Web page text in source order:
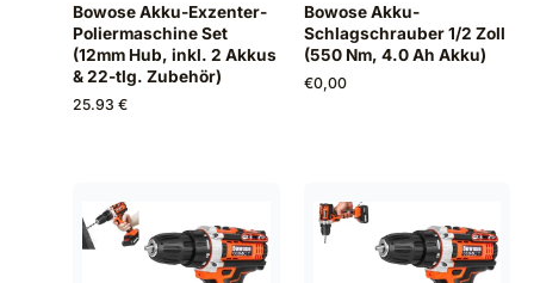
Bowose Akku-Exzenter-
Poliermaschine Set
(12mm Hub, inkl. 2 Akkus
& 22-tlg. Zubehör)
25.93 €
Bowose Akku-
Schlagschrauber 1/2 Zoll
(550 Nm, 4.0 Ah Akku)
€0,00